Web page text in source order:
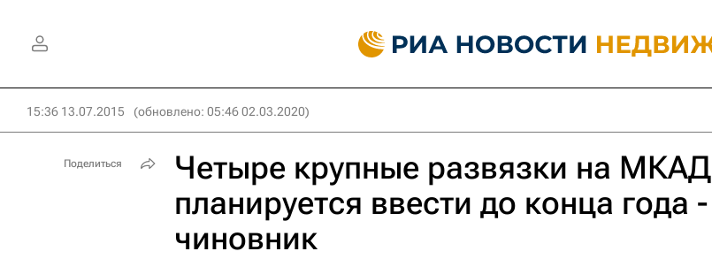
15:36 13.07.2015 (обновлено: 05:46 02.03.2020)
Четыре крупные развязки на МКАД
планируется ввести до конца года -
чиновник
Поделиться